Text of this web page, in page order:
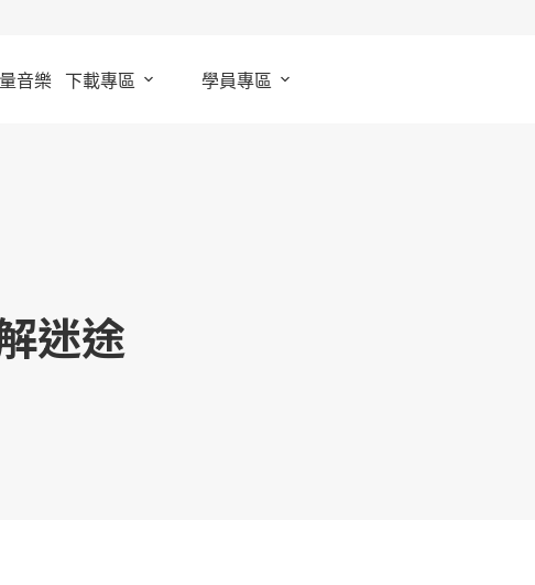
音樂 下載專區 學員專區
迷途